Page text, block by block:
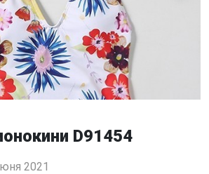
D91454
2021